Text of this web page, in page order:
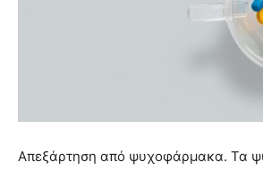
Απεξάρτηση από ψυχοφάρμακα. Τα